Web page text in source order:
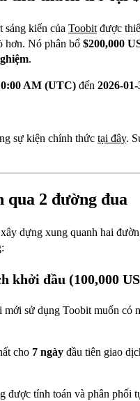
sáng kiến của Toobit được
hơn. Nó phân bổ $200,000
.
AM (UTC) đến 2026-
sự kiện chính thức tại đây.
2 đường đua
dựng xung quanh hai
khởi đầu (100,000
sử dụng Toobit muốn có
cho 7 ngày đầu tiên giao
được tính toán và phân phối